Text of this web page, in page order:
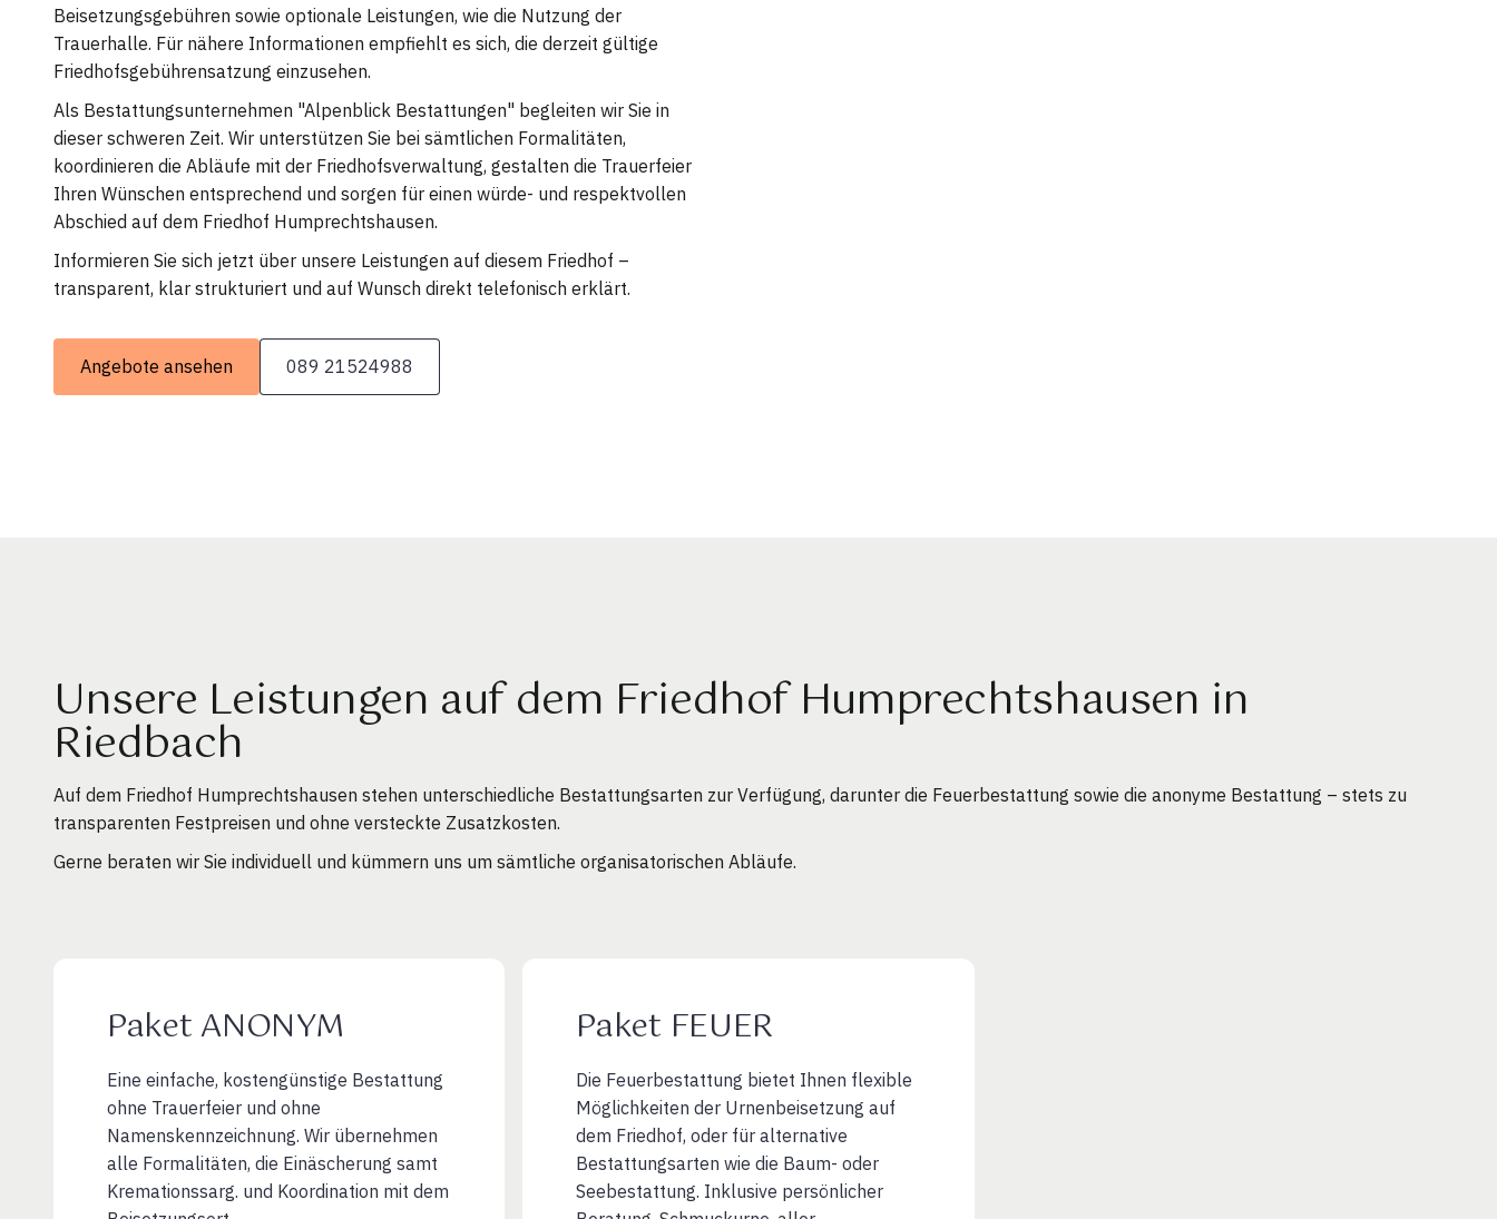
Beisetzungsgebühren sowie optionale Leistungen, wie die Nutzung der
Trauerhalle. Für nähere Informationen empfiehlt es sich, die derzeit gültige
Friedhofsgebührensatzung einzusehen.
Als Bestattungsunternehmen "Alpenblick Bestattungen" begleiten wir Sie in
dieser schweren Zeit. Wir unterstützen Sie bei sämtlichen Formalitäten,
koordinieren die Abläufe mit der Friedhofsverwaltung, gestalten die Trauerfeier
Ihren Wünschen entsprechend und sorgen für einen würde- und respektvollen
Abschied auf dem Friedhof Humprechtshausen.
Informieren Sie sich jetzt über unsere Leistungen auf diesem Friedhof –
transparent, klar strukturiert und auf Wunsch direkt telefonisch erklärt.
Angebote ansehen 089 21524988
Unsere Leistungen auf dem Friedhof Humprechtshausen in
Riedbach
Auf dem Friedhof Humprechtshausen stehen unterschiedliche Bestattungsarten zur Verfügung, darunter die Feuerbestattung sowie die anonyme Bestattung – stets zu
transparenten Festpreisen und ohne versteckte Zusatzkosten.
Gerne beraten wir Sie individuell und kümmern uns um sämtliche organisatorischen Abläufe.
Paket ANONYM
Eine einfache, kostengünstige Bestattung
ohne Trauerfeier und ohne
Namenskennzeichnung. Wir übernehmen
alle Formalitäten, die Einäscherung samt
Kremationssarg. und Koordination mit dem
Paket FEUER
Die Feuerbestattung bietet Ihnen flexible
Möglichkeiten der Urnenbeisetzung auf
dem Friedhof, oder für alternative
Bestattungsarten wie die Baum- oder
Seebestattung. Inklusive persönlicher